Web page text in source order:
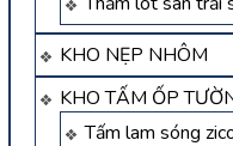
KHO NẸP NHÔM
KHO TẤM ỐP
Tấm lam sóng